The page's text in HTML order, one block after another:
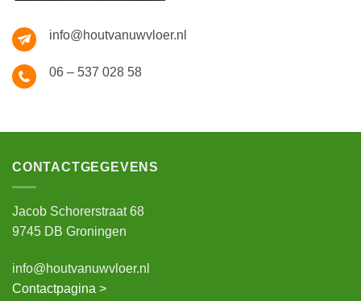
info@houtvanuwvloer.nl
06 – 537 028 58
CONTACTGEGEVENS
Jacob Schorerstraat 68
9745 DB Groningen
info@houtvanuwvloer.nl
Contactpagina >